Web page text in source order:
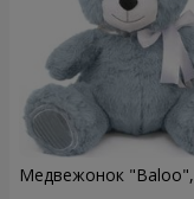
Медвежонок